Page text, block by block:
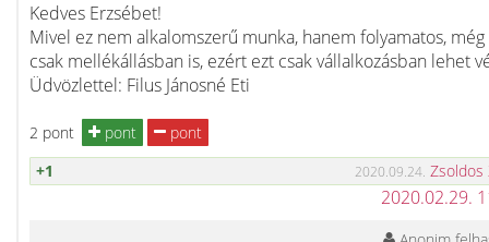
Kedves Erzsébet!
Mivel ez nem alkalomszerű munka, hanem folyamatos, még
csak mellékállásban is, ezért ezt csak vállalkozásban lehet
Üdvözlettel: Filus Jánosné Eti
2 pont pont
pont
+1
2020.09.24. Zsoldos
2020.02.29.